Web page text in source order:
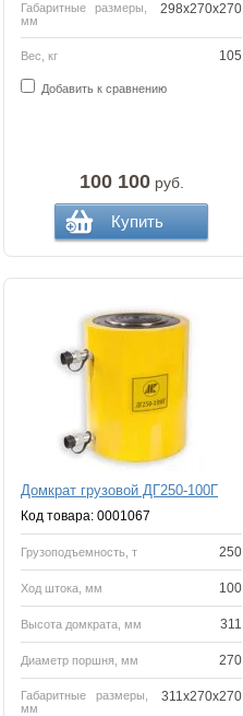
Габаритные размеры,
мм
298х270х270
Вес, кг 105
Добавить к сравнению
100 100руб.
Купить
Домкрат грузовой ДГ250-100Г
Код товара: 0001067
Грузоподъемность, т 250
Ход штока, мм 100
Высота домкрата, мм 311
Диаметр поршня, мм 270
Габаритные размеры,
мм
311x270x270